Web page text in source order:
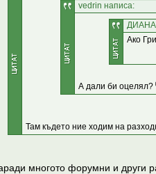
vedrin написа:
ДИАНА
Ако
А дали би оцелял?
Там където ние ходим на
многото форумни и други